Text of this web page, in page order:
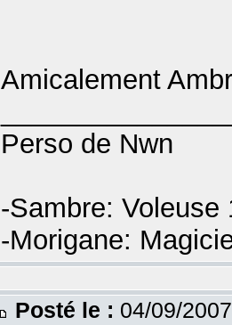
Amicalement
Perso de Nwn
-Sambre: Voleuse
-Morigane:
Posté le : 04/09/